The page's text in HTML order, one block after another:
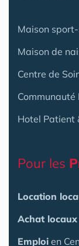
Maison
Maison de
Centre de
Hotel Patient
Pour les
Location
Achat locaux
Emploi en